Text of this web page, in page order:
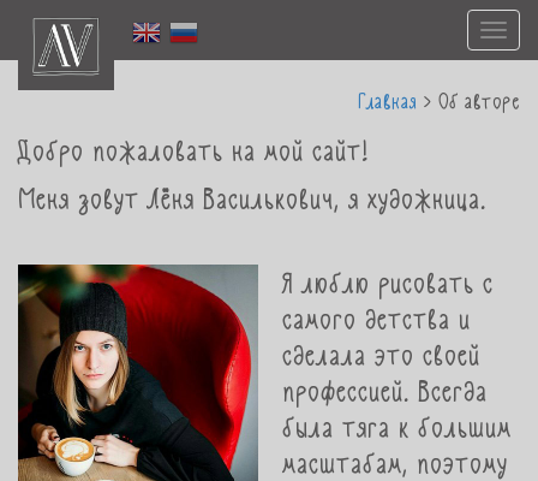
Главная > Об авторе
Добро пожаловать на мой сайт!
Меня зовут Лёня Василькович, я художница.
Я люблю рисовать с
самого детства и
сделала это своей
профессией. Всегда
была тяга к большим
масштабам, поэтому